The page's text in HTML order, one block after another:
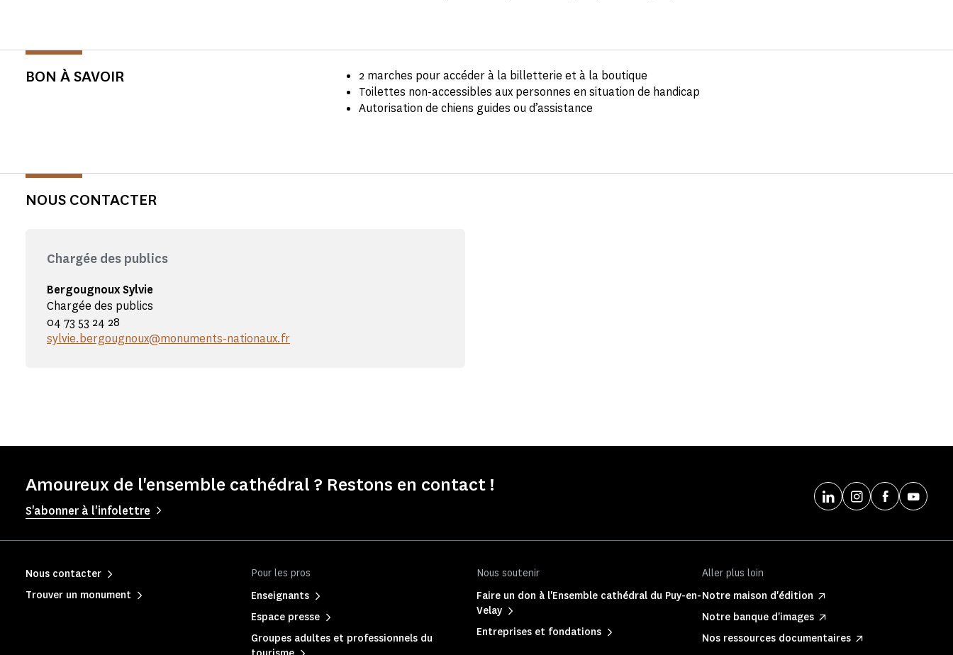
BON À SAVOIR
2 marches pour accéder à la billetterie et à la boutique
Toilettes non-accessibles aux personnes en situation de handicap
Autorisation de chiens guides ou d’assistance
NOUS CONTACTER
Chargée des publics
Bergougnoux Sylvie
Chargée des publics
04 73 53 24 28
sylvie.bergougnoux@monuments-nationaux.fr
Amoureux de l'ensemble cathédral ? Restons en contact !
S'abonner à l'infolettre
Pour les pros
Enseignants
Espace presse
Groupes adultes et professionnels du
Nous soutenir
Faire un don à l'Ensemble cathédral du Puy-en-
Velay
Entreprises et fondations
Aller plus loin
Notre maison d'édition
Notre banque d'images
Nos ressources documentaires
Nous contacter
Trouver un monument